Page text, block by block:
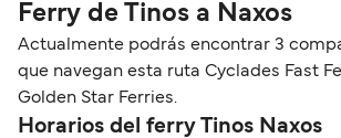
Ferry de Tinos a Naxos
Actualmente podrás encontrar 3
que navegan esta ruta Cyclades Fast
Golden Star Ferries.
Horarios del ferry Tinos Naxos